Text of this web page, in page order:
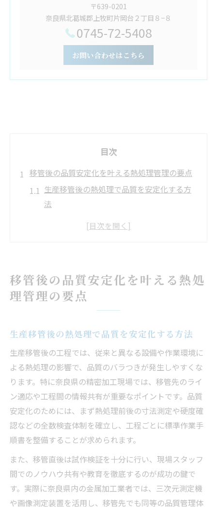
〒639-0201
奈良県北葛城郡上牧町片岡台２丁目８−８
0745-72-5408
お問い合わせはこちら
目次
移管後の品質安定化を叶える熱処理管理の要点
生産移管後の熱処理で品質を安定化する方
法
生産移管で起こる歪みを熱処理工程で抑え
生産移管後の品質安定に必要な熱処理条件
の最適化
歪み対策を強化する生産移管と工程管理の
生産移管時に役立つ奈良県の歪み対策ノウ
奈良県現場の熱処理技術で生産移管の品質
を守る
生産移管後の歪み抑制に効く実践的な管理
手法
奈良県から学ぶ生産移管成功のための品質
安定策
生産移管事例に見る奈良県の歪み防止の工
夫
移管後の品質安定化を叶える熱処
理管理の要点
生産移管後の熱処理で品質を安定化する方法
生産移管後の工程では、従来と異なる設備や作業環境に
よる熱処理の影響で、品質のバラつきが発生しやすくな
ります。特に奈良県の精密加工現場では、移管先のライ
ン適応や工程間の情報共有が重要なポイントです。品質
安定化のためには、まず熱処理前後の寸法測定や硬度確
認などの全数検査体制を確立し、工程ごとに標準作業手
順書を整備することが求められます。
また、移管直後は試作検証を十分に行い、現場スタッフ
間でのノウハウ共有や教育を徹底するのが成功の鍵で
す。実際に奈良県内の金属加工業者では、三次元測定機
や画像測定装置を活用し、移管先でも同等の品質管理体